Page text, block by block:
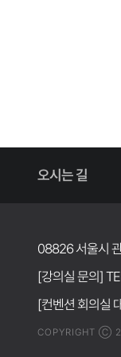
오시는 길
08826 서울시
[강의실 문의]
[컨벤션 회의실
COPYRIGHT Ⓒ